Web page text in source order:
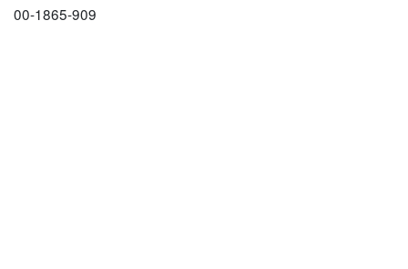
00-1865-909